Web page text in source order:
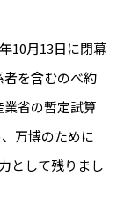
10月13日に閉幕
者を含むのべ約
省の暫定試算
万博のために
として残りまし